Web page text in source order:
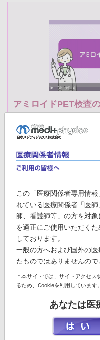
アミロイドPET検査
す。
ビザミル® 静注の開発
アミロイドPETイメージング
す。
この「医療関係者専用情
れている医療関係者「医
師、看護師等」の方を対
を適正にご使用いただく
しております。
一般の方へおよび国外の
たものではありませんので
＊本サイトでは、サイトアクセ
るため、Cookieを利用しています
あなたは医